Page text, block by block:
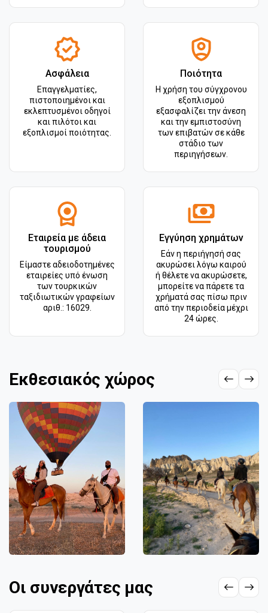
Ασφάλεια
Επαγγελματίες,
πιστοποιημένοι και
εκλεπτυσμένοι οδηγοί
και πιλότοι και
εξοπλισμοί ποιότητας.
Ποιότητα
Η χρήση του σύγχρονου
εξοπλισμού
εξασφαλίζει την άνεση
και την εμπιστοσύνη
των επιβατών σε κάθε
στάδιο των
περιηγήσεων.
Εταιρεία με άδεια
τουρισμού
Είμαστε αδειοδοτημένες
εταιρείες υπό ένωση
των τουρκικών
ταξιδιωτικών γραφείων
αριθ.: 16029.
Εγγύηση χρημάτων
Εάν η περιήγησή σας
ακυρώσει λόγω καιρού
ή θέλετε να ακυρώσετε,
μπορείτε να πάρετε τα
χρήματά σας πίσω πριν
από την περιοδεία μέχρι
24 ώρες.
Εκθεσιακός χώρος
Οι συνεργάτες μας